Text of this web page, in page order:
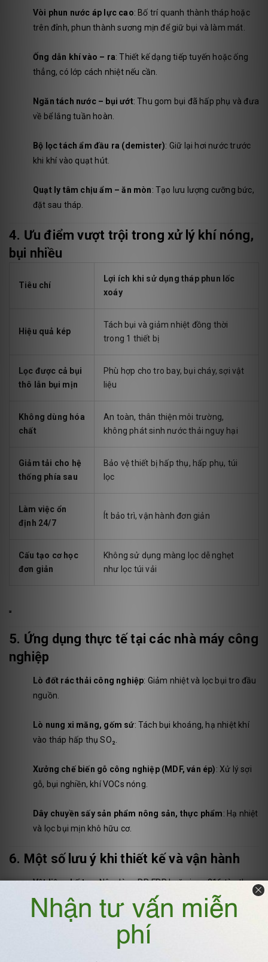
Vòi phun nước áp lực cao: Bố trí quanh thành tháp hoặc
trên đỉnh, phun thành sương mịn để giữ bụi và làm mát.
Ống dẫn khí vào – ra: Thiết kế dạng tiếp tuyến hoặc ống
thẳng, có lớp cách nhiệt nếu cần.
Ngăn tách nước – bụi ướt: Thu gom bụi đã hấp phụ và đưa
về bể lắng tuần hoàn.
Bộ lọc tách ẩm đầu ra (demister): Giữ lại hơi nước trước
khi khí vào quạt hút.
Quạt ly tâm chịu ẩm – ăn mòn: Tạo lưu lượng cưỡng bức,
đặt sau tháp.
4. Ưu điểm vượt trội trong xử lý khí nóng,
bụi nhiều
Tiêu chí
Lợi ích khi sử dụng tháp phun lốc
xoáy
Hiệu quả kép
Tách bụi và giảm nhiệt đồng thời
trong 1 thiết bị
Lọc được cả bụi
thô lẫn bụi mịn
Phù hợp cho tro bay, bụi cháy, sợi vật
liệu
Không dùng hóa
chất
An toàn, thân thiện môi trường,
không phát sinh nước thải nguy hại
Giảm tải cho hệ
thống phía sau
Bảo vệ thiết bị hấp thụ, hấp phụ, túi
lọc
Làm việc ổn
định 24/7
Ít bảo trì, vận hành đơn giản
Cấu tạo cơ học
đơn giản
Không sử dụng màng lọc dễ nghẹt
như lọc túi vải
5. Ứng dụng thực tế tại các nhà máy công
nghiệp
Lò đốt rác thải công nghiệp: Giảm nhiệt và lọc bụi tro đầu
nguồn.
Lò nung xi măng, gốm sứ: Tách bụi khoáng, hạ nhiệt khí
vào tháp hấp thụ SO₂.
Xưởng chế biến gỗ công nghiệp (MDF, ván ép): Xử lý sợi
gỗ, bụi nghiền, khí VOCs nóng.
Dây chuyền sấy sản phẩm nông sản, thực phẩm: Hạ nhiệt
và lọc bụi mịn khô hữu cơ.
6. Một số lưu ý khi thiết kế và vận hành
Vật liệu chế tạo: Nên dùng PP, FRP hoặc inox 316 tùy theo
tính chất ăn mòn và nhiệt độ khí.
: Trên 250°C nên kết hợp thiết bị trao đổi